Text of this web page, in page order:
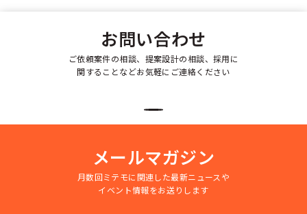
お問い合わせ
ご依頼案件の相談、提案設計の相談、採用に
関することなどお気軽にご連絡ください
メールマガジン
月数回ミテモに関連した最新ニュースや
イベント情報をお送りします